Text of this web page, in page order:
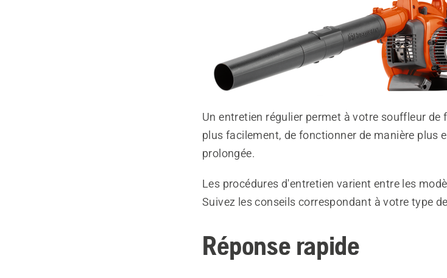
Un entretien régulier permet à votre souffleur de
plus facilement, de fonctionner de manière plus
prolongée.
Les procédures d'entretien varient entre les
Suivez les conseils correspondant à votre type
Réponse rapide